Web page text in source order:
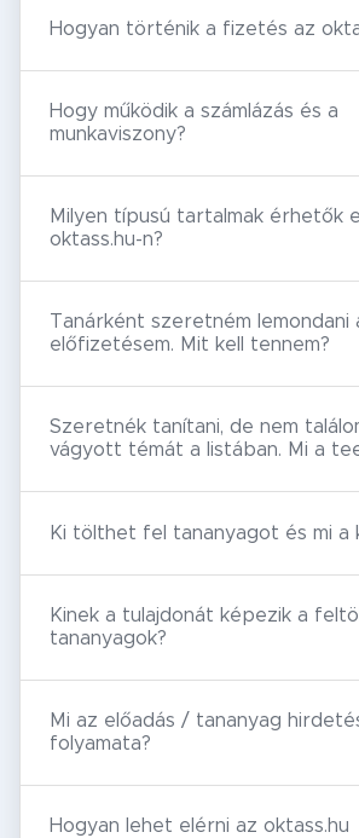
Hogyan történik a fizetés az
Hogy működik a számlázás és a
munkaviszony?
Milyen típusú tartalmak érhetők
oktass.hu-n?
Tanárként szeretném lemondani
előfizetésem. Mit kell tennem?
Szeretnék tanítani, de nem
vágyott témát a listában. Mi a
Ki tölthet fel tananyagot és mi a
Kinek a tulajdonát képezik a
tananyagok?
Mi az előadás / tananyag
folyamata?
Hogyan lehet elérni az oktass.hu